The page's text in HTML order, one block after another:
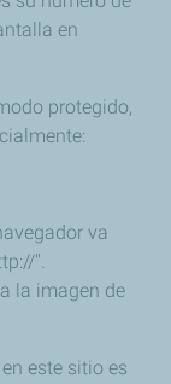
en
protegido,
va
".
la imagen de
este sitio es